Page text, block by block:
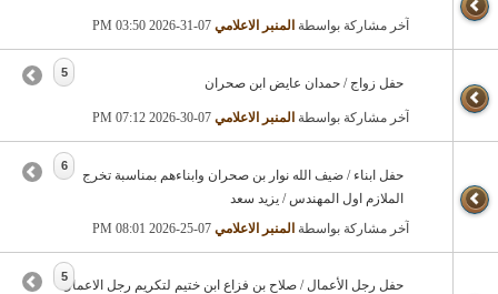
آخر مشاركة بواسطة المنبر الاعلامي 03:50 PM
حفل زواج / حمدان عايض ابن صحران
آخر مشاركة بواسطة المنبر الاعلامي 07:12 PM
5
حفل ابناء / ضيف الله نوار بن صحران وابناءهم بمناسبة تخرج
الملازم اول المهندس / يزيد سعد
آخر مشاركة بواسطة المنبر الاعلامي 08:01 PM
6
حفل رجل الأعمال / صلاح بن فزاع ابن ختيم لتكريم رجل الاعمال
5